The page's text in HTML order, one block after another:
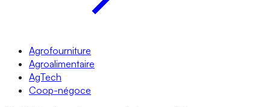
Agrofourniture
Agroalimentaire
AgTech
Coop-négoce